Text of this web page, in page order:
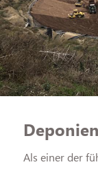
Deponien
Als einer der